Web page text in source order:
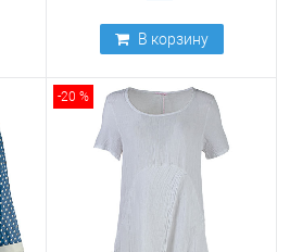
В корзину
-20 %